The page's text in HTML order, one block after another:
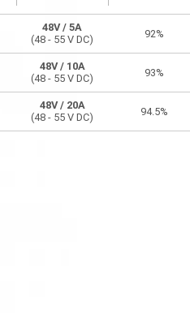
48V/ 5A
(48 - 55 V DC)
92%
48V/ 10A
(48 - 55 V DC)
93%
48V/ 20A
(48 - 55 V DC)
94.5%